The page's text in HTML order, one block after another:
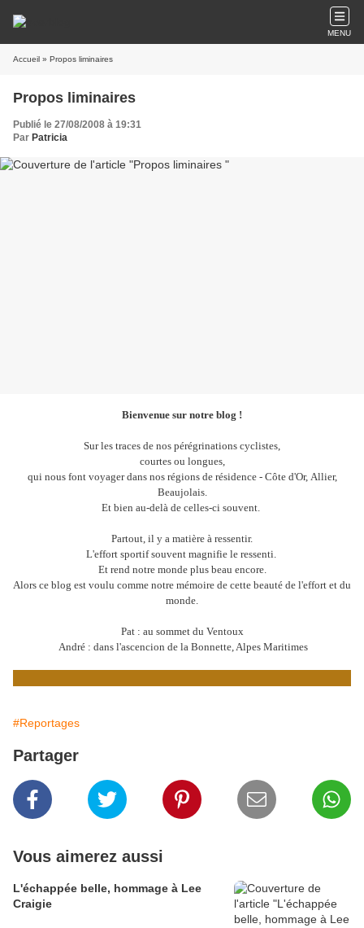
MENU
Accueil » Propos liminaires
Propos liminaires
Publié le 27/08/2008 à 19:31
Par Patricia
Bienvenue sur notre blog !
Sur les traces de nos pérégrinations cyclistes,
courtes ou longues,
qui nous font voyager dans nos régions de résidence - Côte d'Or, Allier,
Beaujolais.
Et bien au-delà de celles-ci souvent.
Partout, il y a matière à ressentir.
L'effort sportif souvent magnifie le ressenti.
Et rend notre monde plus beau encore.
Alors ce blog est voulu comme notre mémoire de cette beauté de l'effort et du
monde.
Pat : au sommet du Ventoux
André : dans l'ascencion de la Bonnette, Alpes Maritimes
#Reportages
Partager
Vous aimerez aussi
L'échappée belle, hommage à Lee
Craigie